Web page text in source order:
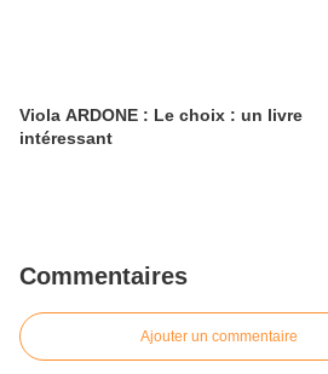
Viola ARDONE : Le choix : un livre
intéressant
Commentaires
Ajouter un commentaire